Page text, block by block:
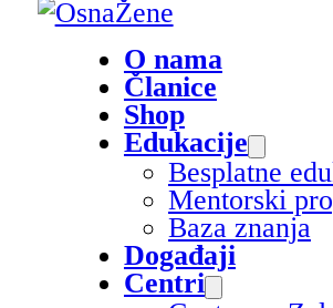
O nama
Članice
Shop
Edukacije
Besplatne
Mentorski
Baza znanja
Događaji
Centri